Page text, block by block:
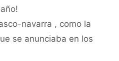
navarra , como la
se anunciaba en los